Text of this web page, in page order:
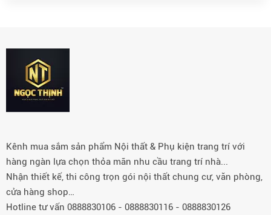
Kênh mua sắm sản phẩm Nội thất & Phụ kiện trang trí với
hàng ngàn lựa chọn thỏa mãn nhu cầu trang trí nhà...
Nhận thiết kế, thi công trọn gói nội thất chung cư, văn phòng,
cửa hàng shop…
Hotline tư vấn 0888830106 - 0888830116 - 0888830126